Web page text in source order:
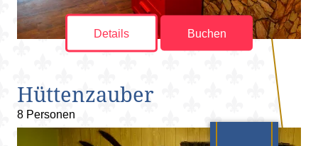
Details Buchen
Hüttenzauber
8 Personen